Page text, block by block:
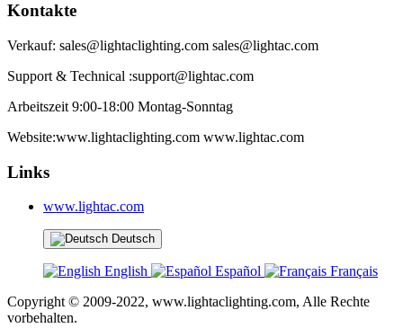
Kontakte
Verkauf: sales@lightaclighting.com sales@lightac.com
Support & Technical :support@lightac.com
Arbeitszeit 9:00-18:00 Montag-Sonntag
Website:www.lightaclighting.com www.lightac.com
Links
www.lightac.com
Deutsch
English Español
Français
Copyright © 2009-2022, www.lightaclighting.com, Alle Rechte
vorbehalten.